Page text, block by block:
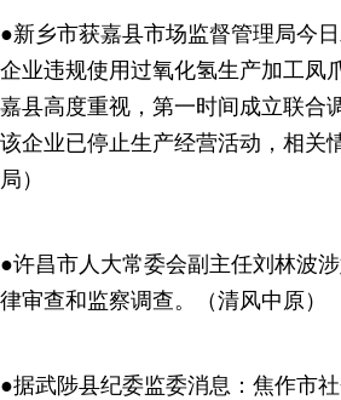
●新乡市获嘉县市场监督管理局今
企业违规使用过氧化氢生产加工凤
嘉县高度重视，第一时间成立联合
该企业已停止生产经营活动，相关
局）
●许昌市人大常委会副主任刘林波
律审查和监察调查。（清风中原）
●据武陟县纪委监委消息：焦作市